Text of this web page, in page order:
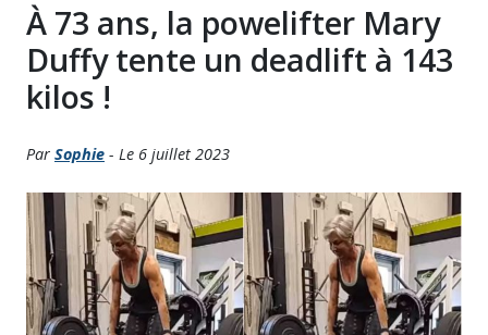
À 73 ans, la powelifter Mary
Duffy tente un deadlift à 143
kilos !
Par Sophie - Le 6 juillet 2023